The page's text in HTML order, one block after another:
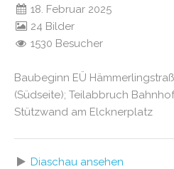
18. Februar 2025
24 Bilder
1530 Besucher
Baubeginn EÜ
(Südseite); Teilabbruch
Stützwand am Elcknerplatz
Diaschau ansehen